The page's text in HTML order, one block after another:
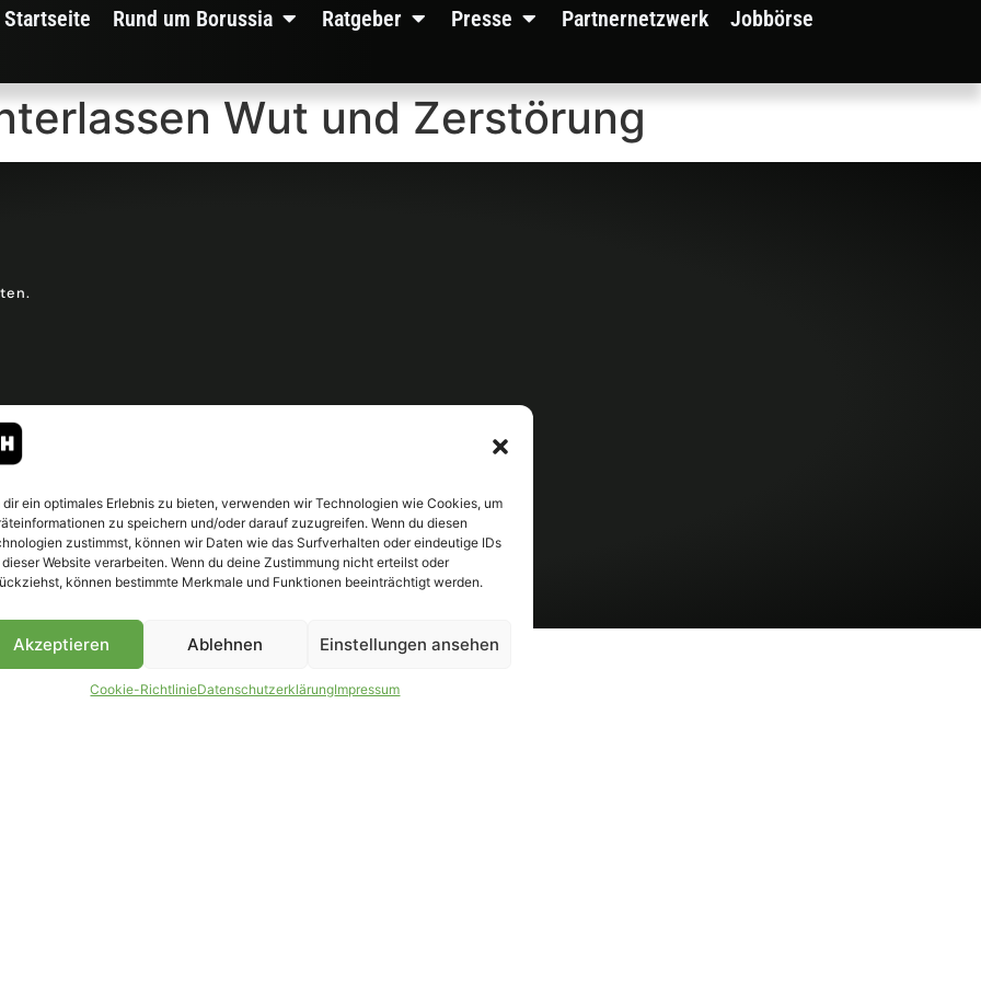
dir ein optimales Erlebnis zu bieten, verwenden wir Technologien wie Cookies, um
zu speichern und/oder darauf zuzugreifen. Wenn du diesen
zustimmst, können wir Daten wie das Surfverhalten oder eindeutige IDs
Website verarbeiten. Wenn du deine Zustimmung nicht erteilst oder
können bestimmte Merkmale und Funktionen beeinträchtigt werden.
Akzeptieren Ablehnen Einstellungen ansehen
Cookie-RichtlinieDatenschutzerklärungImpressum
Startseite Rund um Borussia Ratgeber Presse Partnernetzwerk Jobbörse
Wut und Zerstörung